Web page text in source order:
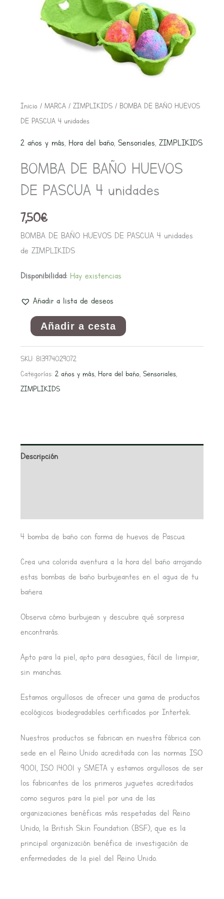
Inicio / MARCA/ ZIMPLIKIDS/ BOMBA DE BAÑO HUEVOS
DE PASCUA 4 unidades
2 años y más, Hora del baño, Sensoriales, ZIMPLIKIDS
BOMBA DE BAÑO HUEVOS
DE PASCUA 4 unidades
7,50€
BOMBA DE BAÑO HUEVOS DE PASCUA 4 unidades
de ZIMPLIKIDS
Disponibilidad: Hay existencias
Añadir a lista de deseos
BOMBA
DE
HUEVOS
DE
4
unidades
cantidad
Añadir a cesta
SKU: 813974029072
Categorías: 2 años y más, Hora del baño, Sensoriales,
ZIMPLIKIDS
Descripción
4 bomba de baño con forma de huevos de Pascua.
Crea una colorida aventura a la hora del baño arrojando
estas bombas de baño burbujeantes en el agua de tu
bañera.
Observa cómo burbujean y descubre qué sorpresa
encontrarás.
Apto para la piel, apto para desagües, fácil de limpiar,
sin manchas.
Estamos orgullosos de ofrecer una gama de productos
ecológicos biodegradables certificados por Intertek.
Nuestros productos se fabrican en nuestra fábrica con
sede en el Reino Unido acreditada con las normas ISO
9001, ISO 14001 y SMETA y estamos orgullosos de ser
los fabricantes de los primeros juguetes acreditados
como seguros para la piel por una de las
organizaciones benéficas más respetadas del Reino
Unido, la British Skin Foundation (BSF), que es la
principal organización benéfica de investigación de
enfermedades de la piel del Reino Unido.